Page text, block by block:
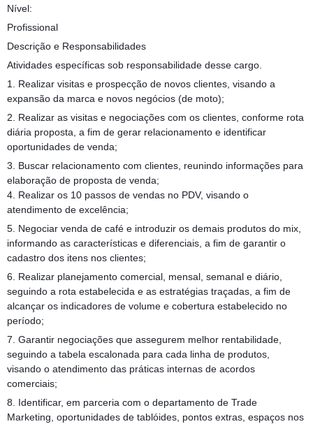
Nível:
Profissional
Descrição e Responsabilidades
Atividades específicas sob responsabilidade desse cargo.
1. Realizar visitas e prospecção de novos clientes, visando a
expansão da marca e novos negócios (de moto);
2. Realizar as visitas e negociações com os clientes, conforme rota
diária proposta, a fim de gerar relacionamento e identificar
oportunidades de venda;
3. Buscar relacionamento com clientes, reunindo informações para
elaboração de proposta de venda;
4. Realizar os 10 passos de vendas no PDV, visando o
atendimento de excelência;
5. Negociar venda de café e introduzir os demais produtos do mix,
informando as características e diferenciais, a fim de garantir o
cadastro dos itens nos clientes;
6. Realizar planejamento comercial, mensal, semanal e diário,
seguindo a rota estabelecida e as estratégias traçadas, a fim de
alcançar os indicadores de volume e cobertura estabelecido no
período;
7. Garantir negociações que assegurem melhor rentabilidade,
seguindo a tabela escalonada para cada linha de produtos,
visando o atendimento das práticas internas de acordos
comerciais;
8. Identificar, em parceria com o departamento de Trade
Marketing, oportunidades de tablóides, pontos extras, espaços nos